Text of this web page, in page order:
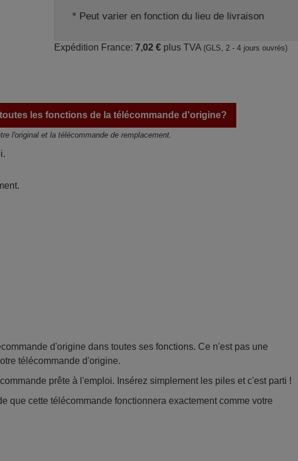
* Peut varier en fonction du lieu de livraison
Expédition France: 7,02 €plus TVA (GLS, 2 - 4 jours ouvrés)
les fonctions de la télécommande d'origine?
l'original et la télécommande de remplacement.
d'origine dans toutes ses fonctions. Ce n'est pas une
télécommande d'origine.
prête à l'emploi. Insérez simplement les piles et c'est parti !
que cette télécommande fonctionnera exactement comme votre